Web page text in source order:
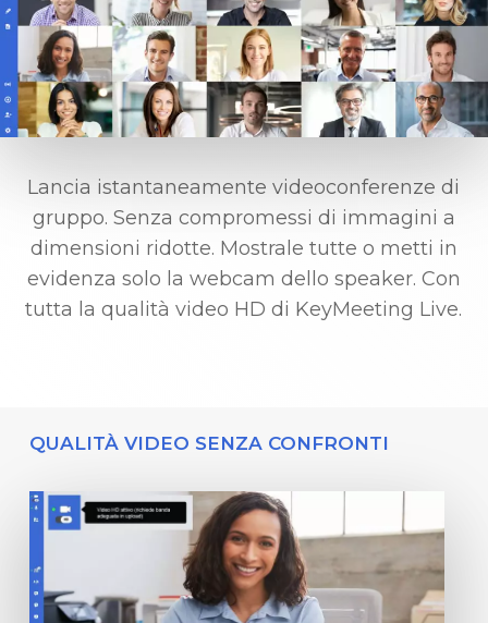
Lancia istantaneamente videoconferenze di
gruppo. Senza compromessi di immagini a
dimensioni ridotte. Mostrale tutte o metti in
evidenza solo la webcam dello speaker. Con
tutta la qualità video HD di KeyMeeting Live.
QUALITÀ VIDEO SENZA CONFRONTI